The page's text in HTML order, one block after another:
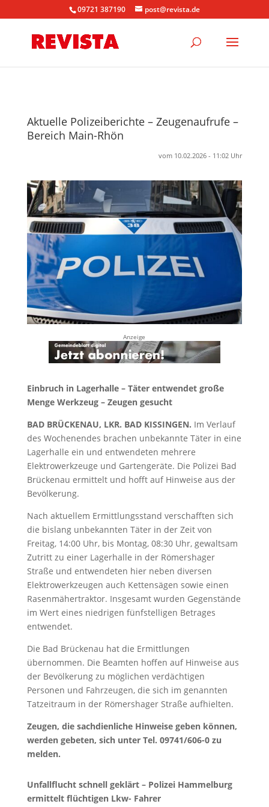
09721 387190 post@revista.de
Aktuelle Polizeiberichte – Zeugenaufrufe –
Bereich Main-Rhön
vom 10.02.2026 - 11:02 Uhr
Anzeige
Einbruch in Lagerhalle – Täter entwendet große
Menge Werkzeug – Zeugen gesucht
BAD BRÜCKENAU, LKR. BAD KISSINGEN. Im Verlauf
des Wochenendes brachen unbekannte Täter in eine
Lagerhalle ein und entwendeten mehrere
Elektrowerkzeuge und Gartengeräte. Die Polizei Bad
Brückenau ermittelt und hofft auf Hinweise aus der
Bevölkerung.
Nach aktuellem Ermittlungsstand verschafften sich
die bislang unbekannten Täter in der Zeit von
Freitag, 14:00 Uhr, bis Montag, 08:30 Uhr, gewaltsam
Zutritt zu einer Lagerhalle in der Römershager
Straße und entwendeten hier neben diversen
Elektrowerkzeugen auch Kettensägen sowie einen
Rasenmähertraktor. Insgesamt wurden Gegenstände
im Wert eines niedrigen fünfstelligen Betrages
entwendet.
Die Bad Brückenau hat die Ermittlungen
übernommen. Die Beamten hoffen auf Hinweise aus
der Bevölkerung zu möglichen verdächtigen
Personen und Fahrzeugen, die sich im genannten
Tatzeitraum in der Römershager Straße aufhielten.
Zeugen, die sachdienliche Hinweise geben können,
werden gebeten, sich unter Tel. 09741/606-0 zu
melden.
Unfallflucht schnell geklärt – Polizei Hammelburg
ermittelt flüchtigen Lkw- Fahrer